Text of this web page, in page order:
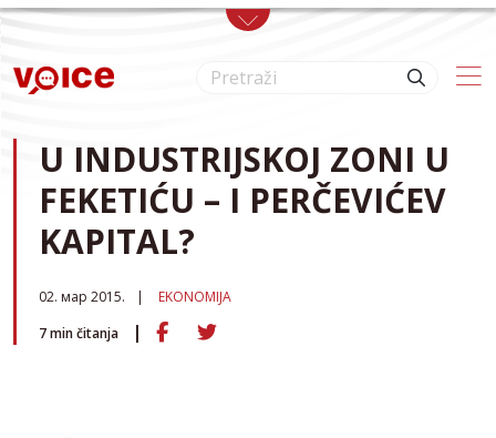
Skip to main content
U INDUSTRIJSKOJ ZONI U
FEKETIĆU – I PERČEVIĆEV
KAPITAL?
02. мар 2015.
EKONOMIJA
7min čitanja